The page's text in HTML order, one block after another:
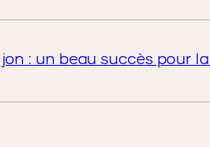
: un beau succès pour